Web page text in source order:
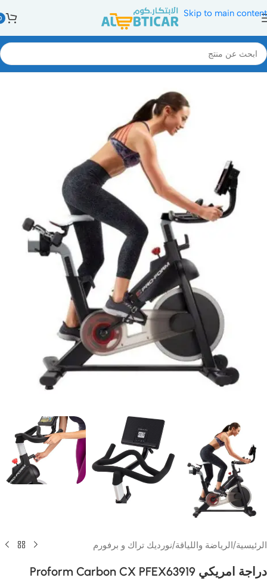
Skip to main content
الرئيسية/الرياضة واللياقة/نورديك تراك و برفورم
دراجة امريكي Proform Carbon CX PFEX63919